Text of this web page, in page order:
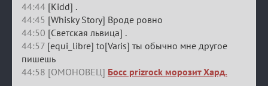
44:44 [Kidd] .
44:45 [Whisky Story] Вроде ровно
44:50 [Светская львица] .
44:57 [equi_libre] to[Varis] ты обычно мне другое
пишешь
44:58 [ОМОНОВЕЦ] Босс prizrock морозит Хард.